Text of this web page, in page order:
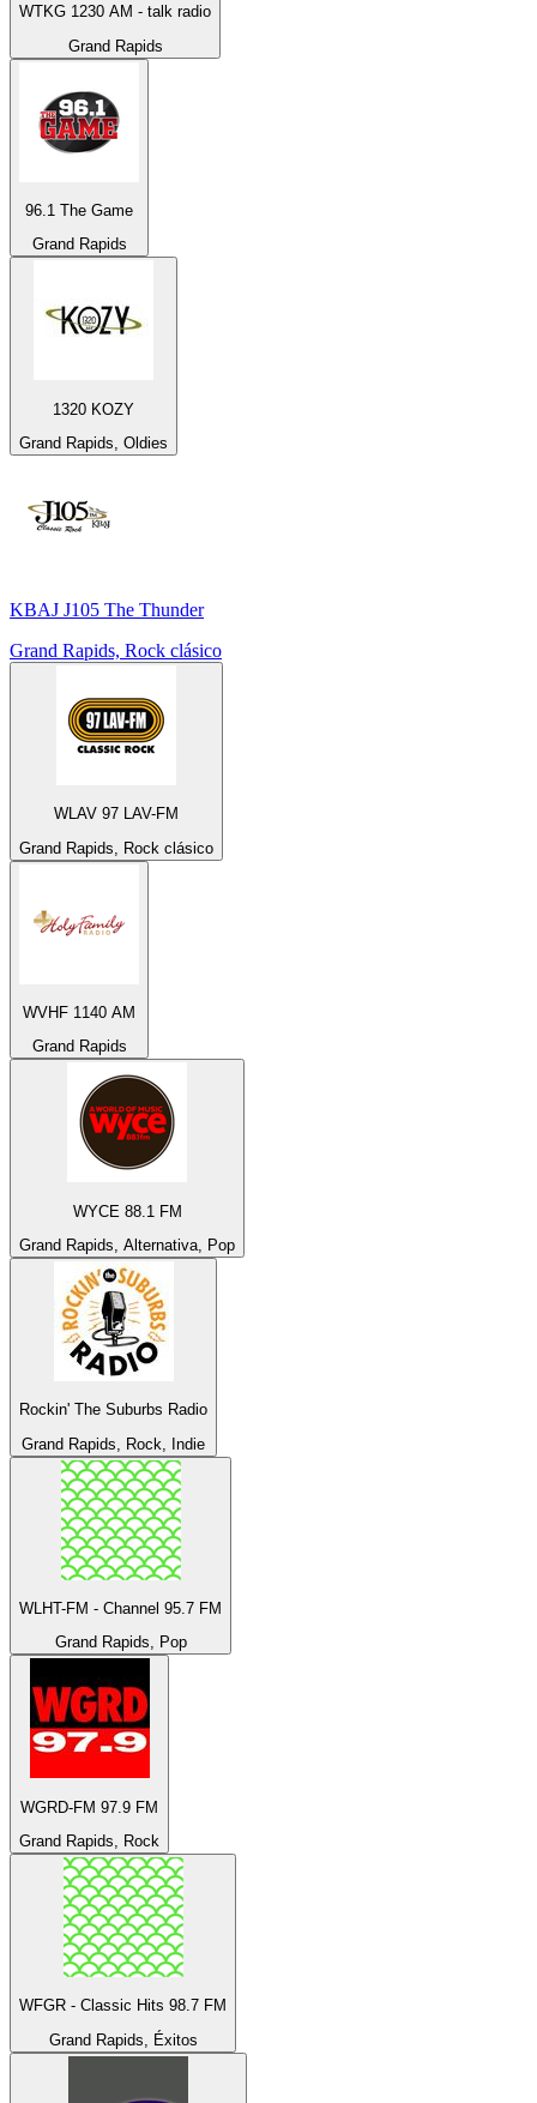
WTKG 1230 AM - talk radio
Grand Rapids
96.1 The Game
Grand Rapids
1320 KOZY
Grand Rapids, Oldies
KBAJ J105 The Thunder
Grand Rapids, Rock clásico
WLAV 97 LAV-FM
Grand Rapids, Rock clásico
WVHF 1140 AM
Grand Rapids
WYCE 88.1 FM
Grand Rapids, Alternativa, Pop
Rockin' The Suburbs Radio
Grand Rapids, Rock, Indie
WLHT-FM - Channel 95.7 FM
Grand Rapids, Pop
WGRD-FM 97.9 FM
Grand Rapids, Rock
WFGR - Classic Hits 98.7 FM
Grand Rapids, Éxitos